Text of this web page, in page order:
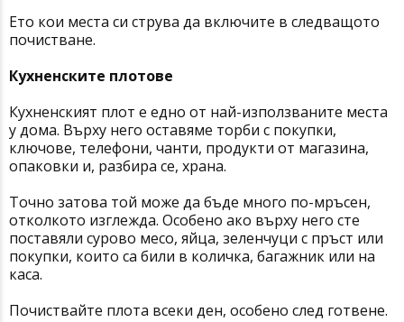
Ето кои места си струва да включите в следващото
почистване.
Кухненските плотове
Кухненският плот е едно от най-използваните места
у дома. Върху него оставяме торби с покупки,
ключове, телефони, чанти, продукти от магазина,
опаковки и, разбира се, храна.
Точно затова той може да бъде много по-мръсен,
отколкото изглежда. Особено ако върху него сте
поставяли сурово месо, яйца, зеленчуци с пръст или
покупки, които са били в количка, багажник или на
каса.
Почиствайте плота всеки ден, особено след готвене.